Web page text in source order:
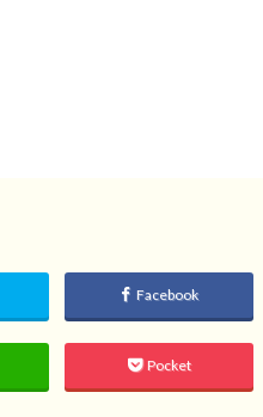
Facebook
Pocket